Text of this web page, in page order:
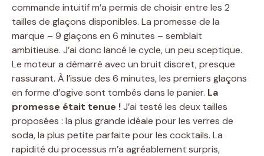
commande intuitif m’a permis de choisir entre les 2
tailles de glaçons disponibles. La promesse de la
marque – 9 glaçons en 6 minutes – semblait
ambitieuse. J’ai donc lancé le cycle, un peu sceptique.
Le moteur a démarré avec un bruit discret, presque
rassurant. À l’issue des 6 minutes, les premiers glaçons
en forme d’ogive sont tombés dans le panier. La
promesse était tenue !J’ai testé les deux tailles
proposées : la plus grande idéale pour les verres de
soda, la plus petite parfaite pour les cocktails. La
rapidité du processus m’a agréablement surpris,